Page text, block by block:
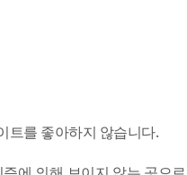
트를 좋아하지 않습니다.